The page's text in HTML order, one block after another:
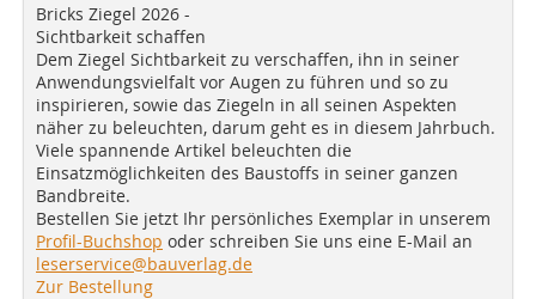
Bricks Ziegel 2026 -
Sichtbarkeit schaffen
Dem Ziegel Sichtbarkeit zu verschaffen, ihn in seiner
Anwendungsvielfalt vor Augen zu führen und so zu
inspirieren, sowie das Ziegeln in all seinen Aspekten
näher zu beleuchten, darum geht es in diesem Jahrbuch.
Viele spannende Artikel beleuchten die
Einsatzmöglichkeiten des Baustoffs in seiner ganzen
Bandbreite.
Bestellen Sie jetzt Ihr persönliches Exemplar in unserem
Profil-Buchshop oder schreiben Sie uns eine E-Mail an
leserservice@bauverlag.de
Zur Bestellung